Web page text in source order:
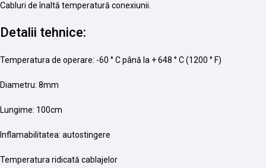
Cabluri de înaltă temperatură conexiunii.
Detalii tehnice:
Temperatura de operare: -60 ° C până la + 648 ° C (1200 ° F)
Diametru: 8mm
Lungime: 100cm
Inflamabilitatea: autostingere
Temperatura ridicată cablajelor